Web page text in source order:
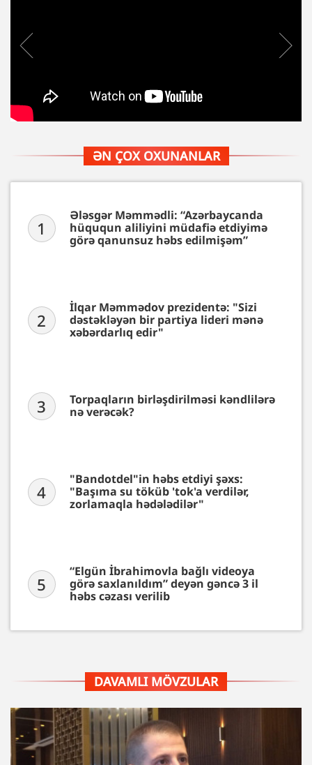
ƏN ÇOX OXUNANLAR
1
Ələsgər Məmmədli: “Azərbaycanda
hüququn aliliyini müdafiə etdiyimə
görə qanunsuz həbs edilmişəm”
2
İlqar Məmmədov prezidentə: "Sizi
dəstəkləyən bir partiya lideri mənə
xəbərdarlıq edir"
3
Torpaqların birləşdirilməsi kəndlilərə
nə verəcək?
4
"Bandotdel"in həbs etdiyi şəxs:
"Başıma su töküb 'tok'a verdilər,
zorlamaqla hədələdilər"
5
“Elgün İbrahimovla bağlı videoya
görə saxlanıldım” deyən gəncə 3 il
həbs cəzası verilib
DAVAMLI MÖVZULAR